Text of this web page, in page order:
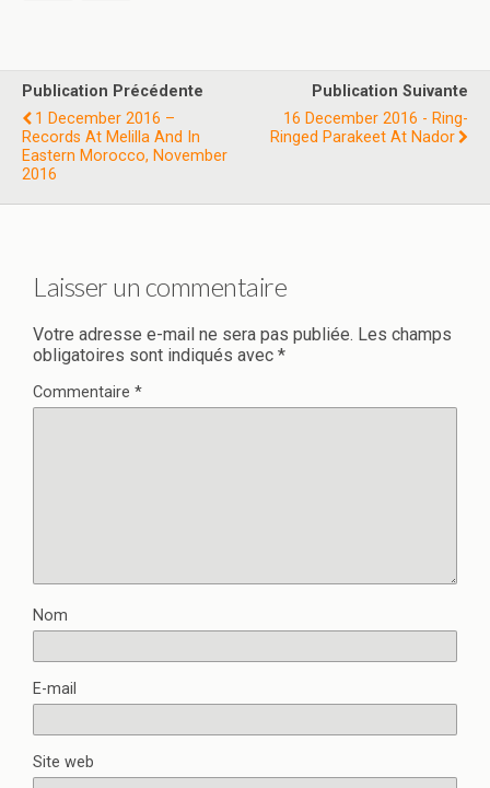
Publication Précédente
1 December 2016 –
Records At Melilla And In
Eastern Morocco, November
2016
Publication Suivante
16 December 2016 - Ring-
Ringed Parakeet At Nador
Laisser un commentaire
Votre adresse e-mail ne sera pas publiée. Les champs
obligatoires sont indiqués avec *
Commentaire *
Nom
E-mail
Site web